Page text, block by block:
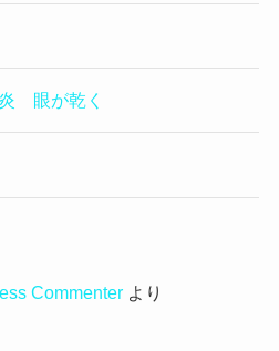
眼が乾く
Commenterより